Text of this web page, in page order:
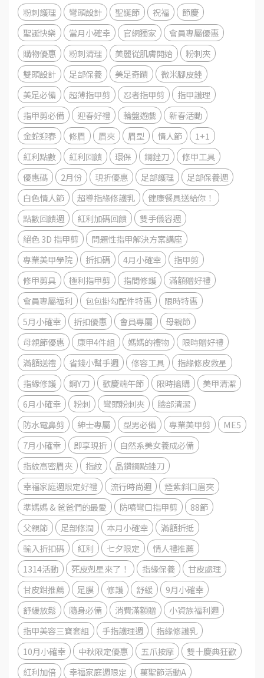
粉刺護理 彎頭設計 聖誕節 祝福
節慶
聖誕快樂
當月小確幸 官網獨家
會員專屬優惠
購物優惠
粉刺清理 美麗從肌膚開始
粉刺夾
雙頭設計
足部保養 美足奇蹟
微米腳皮銼
美足必備
超薄指甲剪 忍者指甲剪
指甲護理
指甲剪必備
迎春好禮 輪盤遊戲
新春活動
金蛇迎春
修眉 眉夾 眉型 情人節
1+1
紅利點數
紅利回饋 環保 鋼銼刀
修甲工具
優惠碼
2月份 現折優惠 足部護理
足部保養週
白色情人節
超導指緣修護乳
健康餐具送給你！
點數回饋週
紅利加碼回饋
雙手儀容週
絕色 3D 指甲剪
問題性指甲解決方案講座
專業美甲學院
折扣碼 4月小確幸
指甲剪
修甲剪具
極利指甲剪 指間修護
滿額贈好禮
會員專屬福利
包包掛勾配件特惠
限時特惠
5月小確幸
折扣優惠 會員專屬
母親節
母親節優惠
康甲4件組 媽媽的禮物
限時贈好禮
滿額送禮
省錢小幫手週 修容工具
指緣修皮救星
指緣修護
鋼Y刀 歡慶端午節 限時搶購
美甲清潔
6月小確幸
粉刺 彎頭粉刺夾
臉部清潔
防水電鼻剪
紳士專屬 型男必備 專業美甲剪
ME5
7月小確幸
即享現折
自然系美女養成必備
指紋高密眉夾
指紋
晶鑽鋼點銼刀
幸福家庭週限定好禮
流行時尚週
煙紫斜口眉夾
準媽媽 & 爸爸們的最愛
防噴彎口指甲剪
88節
父親節
足部修潤 本月小確幸
滿額折抵
輸入折扣碼
紅利 七夕限定
情人禮推薦
1314活動
死皮剋星來了！ 指緣保養
甘皮處理
甘皮鉗推薦
足膜 修護 舒緩
9月小確幸
舒緩放鬆
隨身必備 消費滿額贈
小資族福利週
指甲美容三寶套組
手指護理週
指緣修護乳
10月小確幸
中秋限定優惠 五爪按摩
雙十慶典狂歡
紅利加倍
幸福家庭週限定
萬聖節活動A